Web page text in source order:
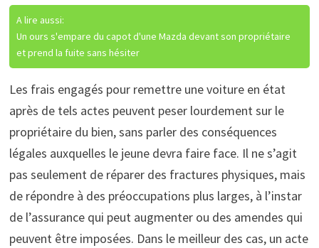
A lire aussi:
Un ours s'empare du capot d'une Mazda devant son propriétaire
et prend la fuite sans hésiter
Les frais engagés pour remettre une voiture en état
après de tels actes peuvent peser lourdement sur le
propriétaire du bien, sans parler des conséquences
légales auxquelles le jeune devra faire face. Il ne s’agit
pas seulement de réparer des fractures physiques, mais
de répondre à des préoccupations plus larges, à l’instar
de l’assurance qui peut augmenter ou des amendes qui
peuvent être imposées. Dans le meilleur des cas, un acte